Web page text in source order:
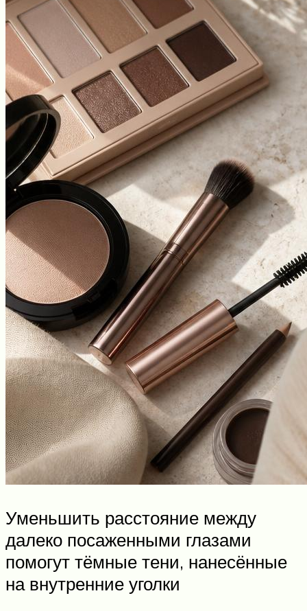
Уменьшить расстояние между
далеко посаженными глазами
помогут тёмные тени, нанесённые
на внутренние уголки